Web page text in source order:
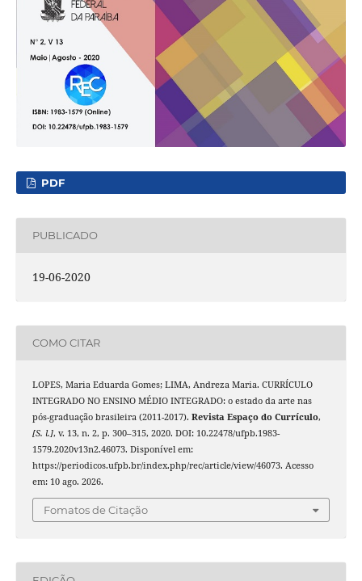
PDF
PUBLICADO
19-06-2020
COMO CITAR
LOPES, Maria Eduarda Gomes; LIMA, Andreza Maria. CURRÍCULO
INTEGRADO NO ENSINO MÉDIO INTEGRADO: o estado da arte nas
pós-graduação brasileira (2011-2017). Revista Espaço do Currículo,
[S. l.], v. 13, n. 2, p. 300–315, 2020. DOI: 10.22478/ufpb.1983-
1579.2020v13n2.46073. Disponível em:
https://periodicos.ufpb.br/index.php/rec/article/view/46073. Acesso
em: 10 ago. 2026.
Fomatos de Citação